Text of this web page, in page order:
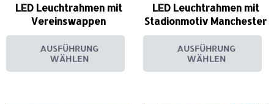
LED Leuchtrahmen mit
Vereinswappen
AUSFÜHRUNG
WÄHLEN
LED Leuchtrahmen mit
Stadionmotiv Manchester
AUSFÜHRUNG
WÄHLEN